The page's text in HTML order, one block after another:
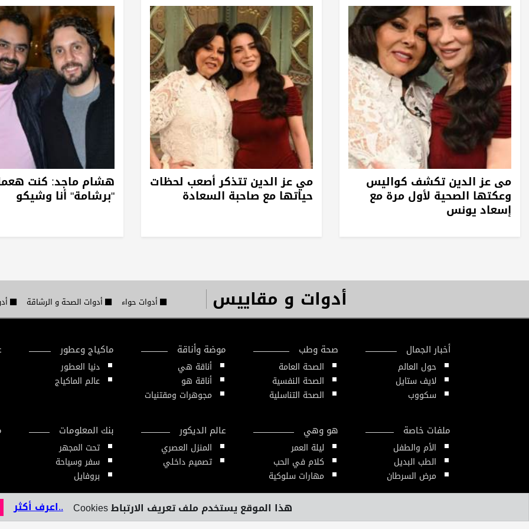
مى عز الدين تكشف كواليس
وعكتها الصحية لأول مرة مع
إسعاد يونس
مي عز الدين تتذكر أصعب لحظات
حياتها مع صاحبة السعادة
هشام ماجد: كنت
"برشامة" أنا وشيكو
أدوات و مقاييس أدوات حواء أدوات الصحة و الرشاقة
أخبار الجمال
حول العالم
لايف ستايل
سكووب
صحة وطب
الصحة العامة
الصحة النفسية
الصحة التناسلية
موضة وأناقة
أناقة هي
أناقة هو
مجوهرات ومقتنيات
ماكياج وعطور
دنيا العطور
عالم الماكياج
ملفات خاصة
الأم والطفل
الطب البديل
مرض السرطان
هو وهي
ليلة العمر
كلام في الحب
مهارات سلوكية
عالم الديكور
المنزل العصري
تصميم داخلي
بنك المعلومات
تحت المجهر
سفر وسياحة
بروفايل
هذا الموقع يستخدم ملف تعريف الارتباط Cookies ..اعرف أكثر